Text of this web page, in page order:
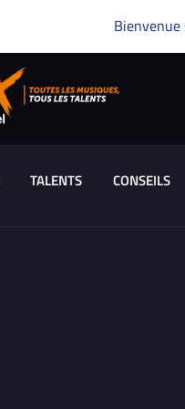
Bienvenue
TALENTS CONSEILS